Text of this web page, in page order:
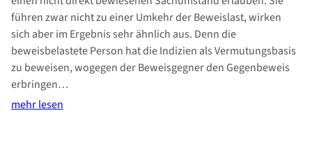
führen zwar nicht zu einer Umkehr der Beweislast, wirken
sich aber im Ergebnis sehr ähnlich aus. Denn die
beweisbelastete Person hat die Indizien als Vermutungsbasis
zu beweisen, wogegen der Beweisgegner den Gegenbeweis
erbringen…
mehr lesen